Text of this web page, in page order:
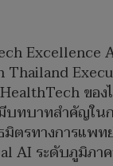
ข
บทบาทสำคัญ
ทางการแพท
AI ระดับภูมิภา